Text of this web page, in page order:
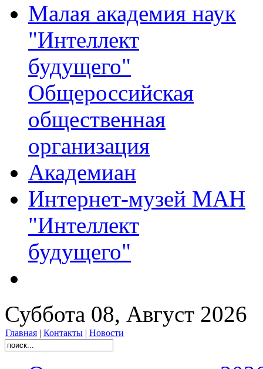
Малая академия наук
"Интеллект
будущего"
Общероссийская
общественная
организация
Академиан
Интернет-музей МАН
"Интеллект
будущего"
Суббота 08, Август 2026
Главная | Контакты | Новости